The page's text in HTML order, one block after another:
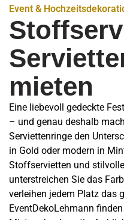
Event &
mieten
Eine liebevoll gedeckte
– und genau deshalb
Serviettenringe den
in Gold oder modern in
Stoffservietten und
unterstreichen Sie das
verleihen jedem Platz das
EventDekoLehmann